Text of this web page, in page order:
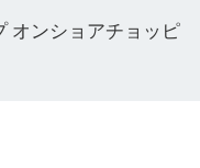
オンショアチョッピ